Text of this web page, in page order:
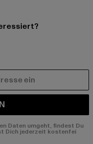
Daten umgeht, findest Du
Dich jederzeit kostenfei